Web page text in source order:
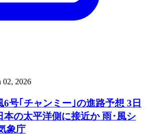
02, 2026
6号｢チャンミー｣の進路予想 3日
本の太平洋側に接近か 雨･風シ
象庁